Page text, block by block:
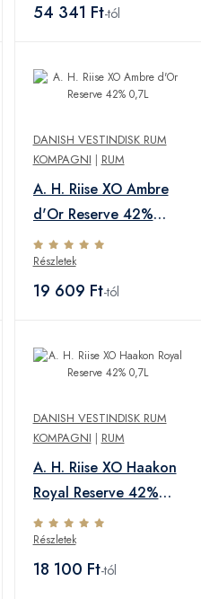
54 341 Ft-tól
DANISH VESTINDISK RUM
KOMPAGNI | RUM
A. H. Riise XO Ambre
d'Or Reserve 42%
0,7L
Részletek
19 609 Ft-tól
DANISH VESTINDISK RUM
KOMPAGNI | RUM
A. H. Riise XO Haakon
Royal Reserve 42%
0,7L
Részletek
18 100 Ft-tól